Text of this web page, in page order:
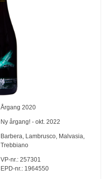
Årgang 2020
Ny årgang! - okt. 2022
Barbera, Lambrusco, Malvasia,
Trebbiano
VP-nr.: 257301
EPD-nr.: 1964550